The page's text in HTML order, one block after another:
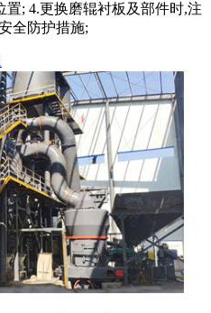
; 4.更换磨辊衬板及部件时,注
全防护措施;